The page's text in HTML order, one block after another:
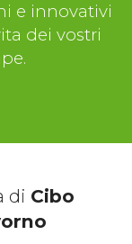
e innovativi
dei vostri
di Cibo